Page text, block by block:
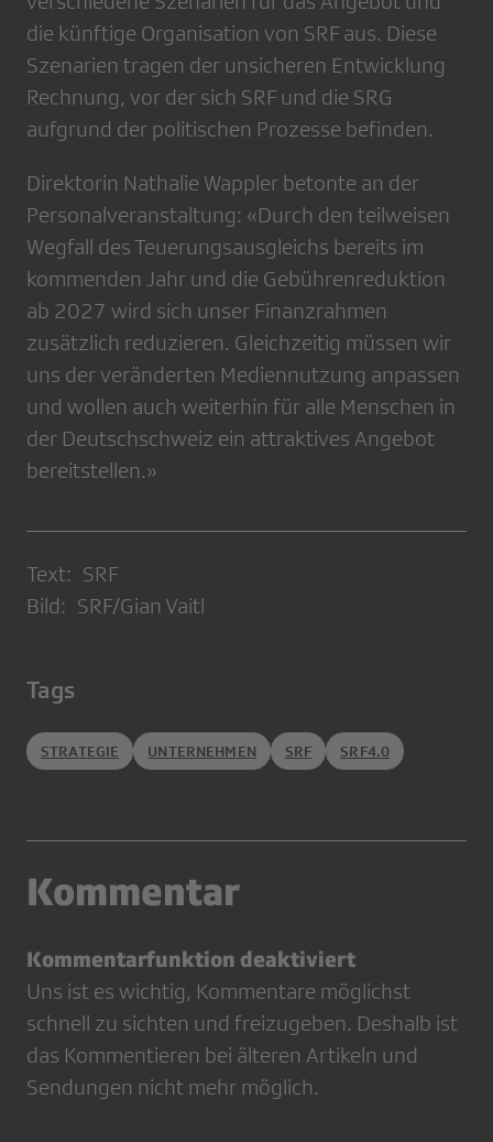
die künftige Organisation von SRF aus. Diese
Szenarien tragen der unsicheren Entwicklung
Rechnung, vor der sich SRF und die SRG
aufgrund der politischen Prozesse befinden.
Direktorin Nathalie Wappler betonte an der
Personalveranstaltung: «Durch den teilweisen
Wegfall des Teuerungsausgleichs bereits im
kommenden Jahr und die Gebührenreduktion
ab 2027 wird sich unser Finanzrahmen
zusätzlich reduzieren. Gleichzeitig müssen wir
uns der veränderten Mediennutzung anpassen
und wollen auch weiterhin für alle Menschen in
der Deutschschweiz ein attraktives Angebot
bereitstellen.»
Text: SRF
Bild: SRF/Gian Vaitl
Tags
STRATEGIE UNTERNEHMEN SRF SRF4.0
Kommentar
Kommentarfunktion deaktiviert
Uns ist es wichtig, Kommentare möglichst
schnell zu sichten und freizugeben. Deshalb ist
das Kommentieren bei älteren Artikeln und
Sendungen nicht mehr möglich.